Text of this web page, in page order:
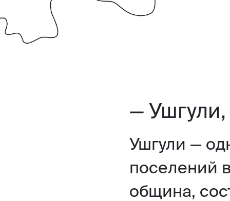
— Ушгули,
Ушгули —
поселений
община,